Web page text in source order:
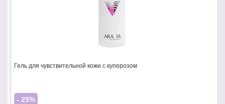
Гель для чувствительной кожи с куперозом
- 25%